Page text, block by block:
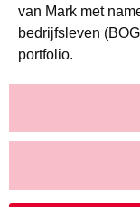
van Mark met
bedrijfsleven
portfolio.